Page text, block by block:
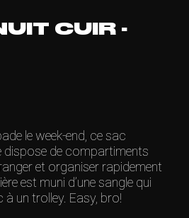
CUIR -
le week-end, ce sac
de compartiments
et organiser rapidement
est muni d’une sangle qui
à un trolley. Easy, bro!